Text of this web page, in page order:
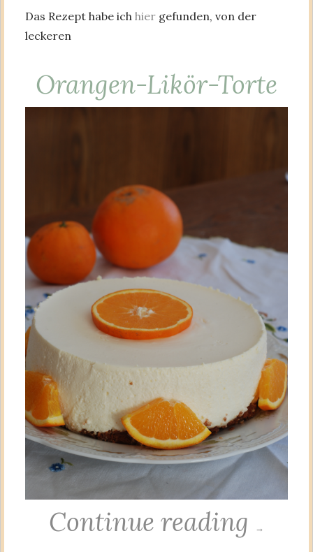
Das Rezept habe ich hier gefunden, von der
leckeren
Orangen-Likör-Torte
Continue reading →